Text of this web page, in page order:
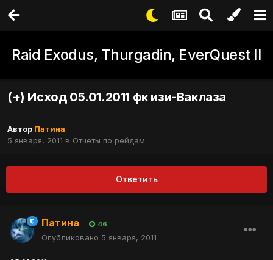
Raid Exodus, Thurgadin, EverQuest II
(+) Исход 05.01.2011 фк изи-Ваклаза
Автор Патина
5 января, 2011 в Отчеты по рейдам
Ответить
Патина 46
Опубликовано 5 января, 2011